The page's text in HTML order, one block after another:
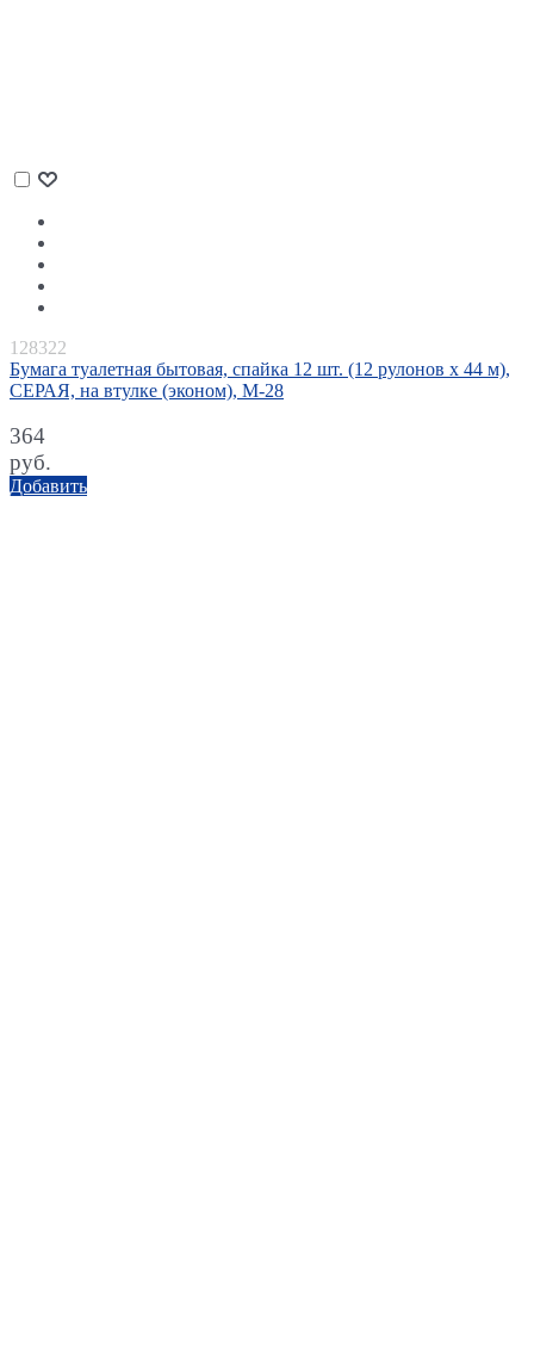
128322
Бумага туалетная бытовая, спайка 12 шт. (12 рулонов х 44 м),
СЕРАЯ, на втулке (эконом), М-28
364
руб.
Добавить